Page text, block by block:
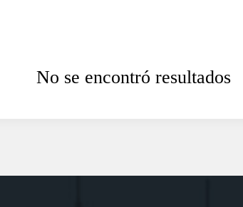
No se encontró resultados